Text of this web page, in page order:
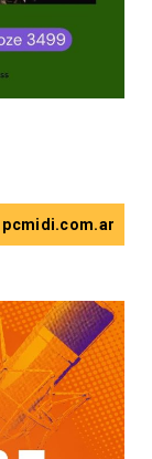
pcmidi.com.ar